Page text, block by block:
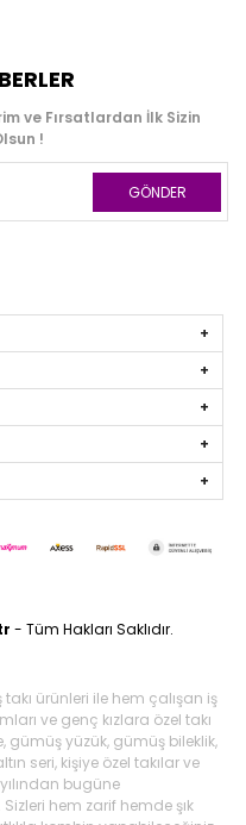
ve Fırsatlardan İlk Sizin
!
GÖNDER
- Tüm Hakları Saklıdır.
ürünleri ile hem çalışan iş
ve genç kızlara özel takı
gümüş yüzük, gümüş bileklik,
seri, kişiye özel takılar ve
bugüne
hem zarif hemde şık